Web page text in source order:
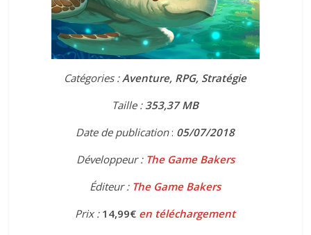
Catégories : Aventure, RPG, Stratégie
Taille : 353,37 MB
Date de publication: 05/07/2018
Développeur : The Game Bakers
Éditeur : The Game Bakers
Prix : 14,99€ en téléchargement